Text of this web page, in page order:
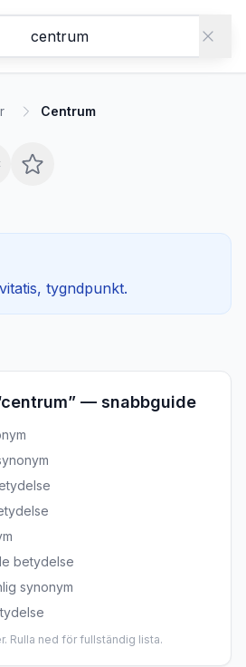
Centrum
tygndpunkt.
centrum” — snabbguide
betydelse
synonym
Rulla ned för fullständig lista.